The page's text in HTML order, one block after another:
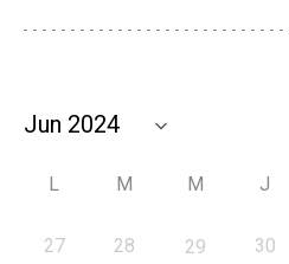
L M M J
27 28 29 30